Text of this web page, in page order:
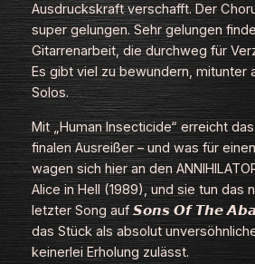
Ausdruckskraft verschafft. Der
super gelungen. Sehr gelungen
Gitarrenarbeit, die durchweg für
Es gibt viel zu bewundern, mitunter
Solos.
Mit „Human Insecticide“ erreicht
finalen Ausreißer – und was für
wagen sich hier an den
Alice in Hell(1989), und sie tun das
letzter Song auf 𝙎𝙤𝙣𝙨 𝙊𝙛 𝙏𝙝𝙚
das Stück als absolut
keinerlei Erholung zulässt.